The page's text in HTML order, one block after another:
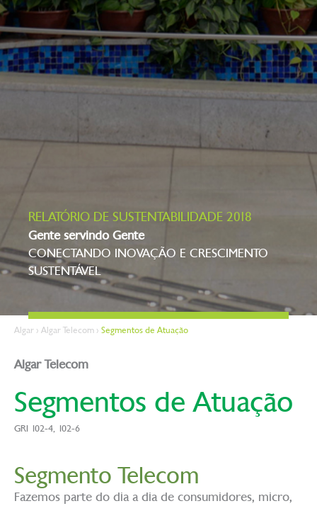
RELATÓRIO DE SUSTENTABILIDADE 2018
Gente servindo Gente
CONECTANDO INOVAÇÃO E CRESCIMENTO
SUSTENTÁVEL
Algar > Algar Telecom > Segmentos de Atuação
Algar Telecom
Segmentos de Atuação
GRI 102-4, 102-6
Segmento Telecom
Fazemos parte do dia a dia de consumidores, micro,